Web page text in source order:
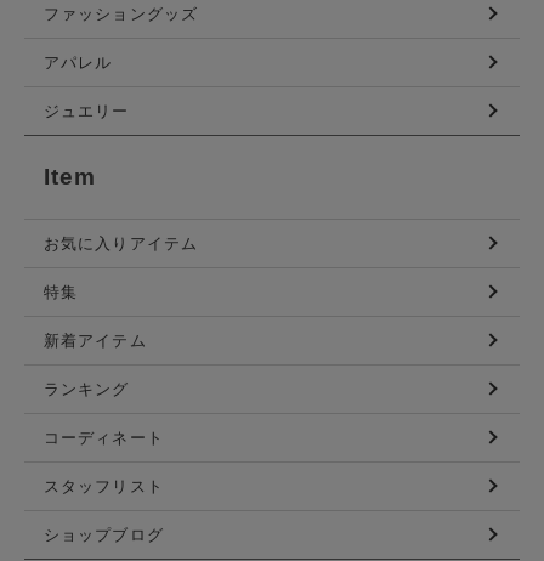
ファッショングッズ
アパレル
ジュエリー
Item
お気に入りアイテム
特集
新着アイテム
ランキング
コーディネート
スタッフリスト
ショップブログ